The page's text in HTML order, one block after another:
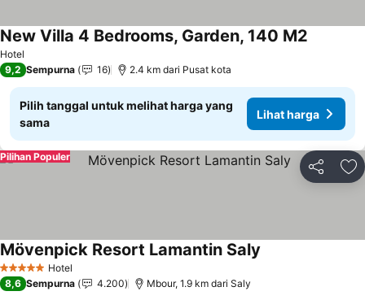
Hotel
New Villa 4 Bedrooms, Garden, 140 M2
9,2 Sempurna 16 2.4 km dari Pusat kota
Pilih tanggal untuk melihat harga yang
sama
Lihat harga
Bagikan
Pilihan Populer
5 Bintang Hotel
Mövenpick Resort Lamantin Saly
8,6 Sempurna 4.200 Mbour, 1.9 km dari Saly